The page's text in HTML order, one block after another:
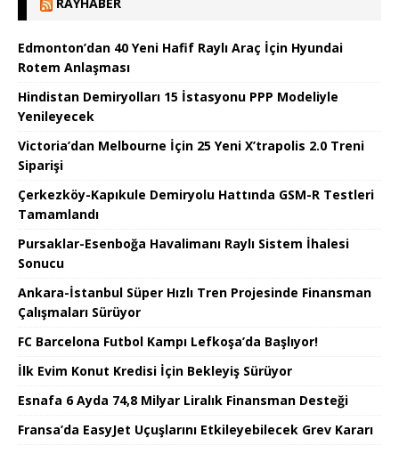
Edmonton’dan 40 Yeni Hafif Raylı Araç İçin Hyundai
Rotem Anlaşması
Hindistan Demiryolları 15 İstasyonu PPP Modeliyle
Yenileyecek
Victoria’dan Melbourne İçin 25 Yeni X’trapolis 2.0 Treni
Siparişi
Çerkezköy-Kapıkule Demiryolu Hattında GSM-R Testleri
Tamamlandı
Pursaklar-Esenboğa Havalimanı Raylı Sistem İhalesi
Sonucu
Ankara-İstanbul Süper Hızlı Tren Projesinde Finansman
Çalışmaları Sürüyor
FC Barcelona Futbol Kampı Lefkoşa’da Başlıyor!
İlk Evim Konut Kredisi İçin Bekleyiş Sürüyor
Esnafa 6 Ayda 74,8 Milyar Liralık Finansman Desteği
Fransa’da EasyJet Uçuşlarını Etkileyebilecek Grev Kararı